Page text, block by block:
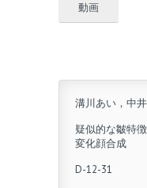
動画
溝川あい，中
疑似的な皺特
変化顔合成
D-12-31